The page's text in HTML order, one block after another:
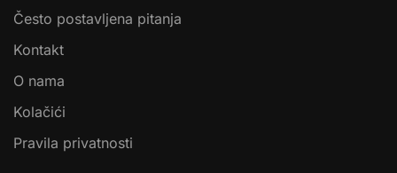
Često postavljena pitanja
Kontakt
O nama
Kolačići
Pravila privatnosti